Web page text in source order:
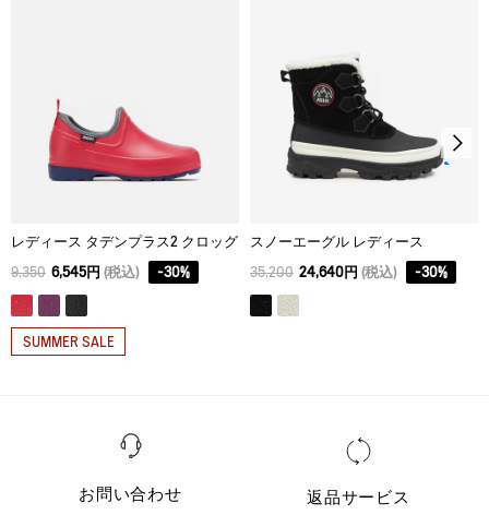
33
38 33.5
39 2.3 34
レディース タデンプラス2 クロッグ
9,350 6,545円 (税込) -30%
SUMMER SALE
スノーエーグル レディース
35,200 24,640円 (税込) -30%
お問い合わせ 返品サービス